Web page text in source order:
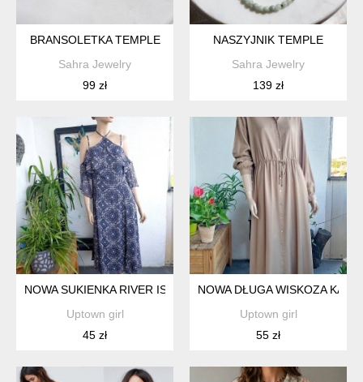
BRANSOLETKA TEMPLE
Sahra Jewelry
99 zł
NASZYJNIK TEMPLE
Sahra Jewelry
139 zł
NOWA SUKIENKA RIVER ISLAND
Uptown girl
45 zł
NOWA DŁUGA WISKOZA
Uptown girl
55 zł